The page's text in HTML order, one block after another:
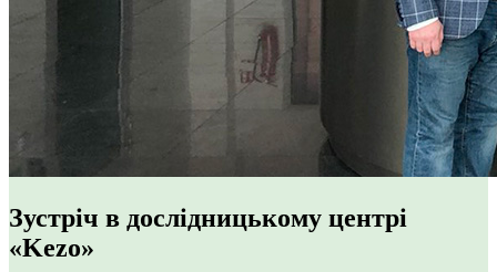
Зустріч в дослідницькому центрі
«Kezo»